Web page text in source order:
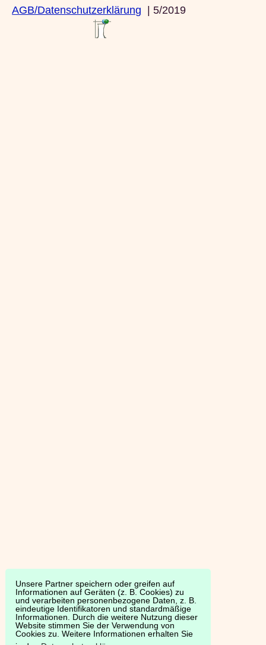
Unsere Partner speichern oder greifen auf
Informationen auf Geräten (z. B. Cookies) zu
und verarbeiten personenbezogene Daten, z. B.
eindeutige Identifikatoren und standardmäßige
Informationen. Durch die weitere Nutzung dieser
Website stimmen Sie der Verwendung von
Cookies zu. Weitere Informationen erhalten Sie
AGB/Datenschutzerklärung | 5/2019